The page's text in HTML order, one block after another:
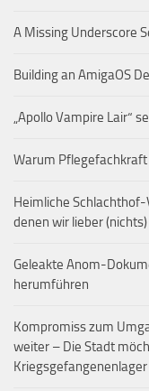
A Missing Underscore
Building an AmigaOS
„Apollo Vampire Lair“
Warum
Heimliche Schlachthof-
denen wir lieber
Geleakte Anom-
herumführen
Kompromiss zum
weiter – Die Stadt